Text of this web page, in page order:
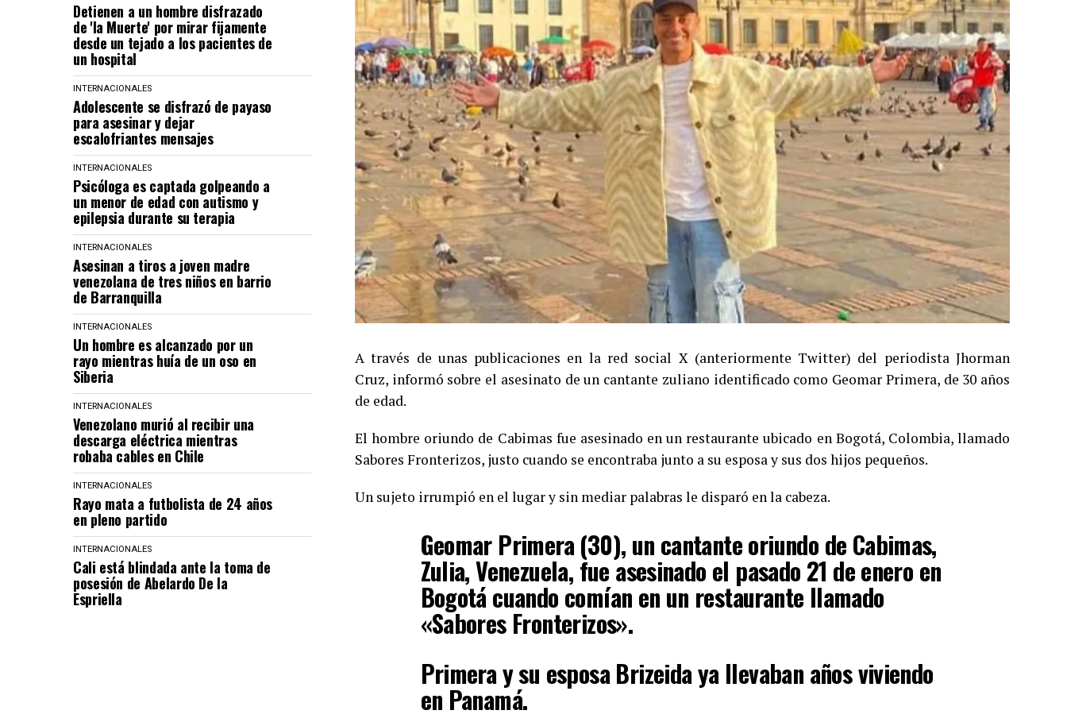
Detienen a un hombre disfrazado
de 'la Muerte' por mirar fijamente
desde un tejado a los pacientes de
un hospital
INTERNACIONALES
Adolescente se disfrazó de payaso
para asesinar y dejar
escalofriantes mensajes
INTERNACIONALES
Psicóloga es captada golpeando a
un menor de edad con autismo y
epilepsia durante su terapia
INTERNACIONALES
Asesinan a tiros a joven madre
venezolana de tres niños en barrio
de Barranquilla
INTERNACIONALES
Un hombre es alcanzado por un
rayo mientras huía de un oso en
Siberia
INTERNACIONALES
Venezolano murió al recibir una
descarga eléctrica mientras
robaba cables en Chile
INTERNACIONALES
Rayo mata a futbolista de 24 años
en pleno partido
INTERNACIONALES
Cali está blindada ante la toma de
posesión de Abelardo De la
Espriella
A través de unas publicaciones en la red social X (anteriormente Twitter) del periodista Jhorman
Cruz, informó sobre el asesinato de un cantante zuliano identificado como Geomar Primera, de 30 años
de edad.
El hombre oriundo de Cabimas fue asesinado en un restaurante ubicado en Bogotá, Colombia, llamado
Sabores Fronterizos, justo cuando se encontraba junto a su esposa y sus dos hijos pequeños.
Un sujeto irrumpió en el lugar y sin mediar palabras le disparó en la cabeza.
Geomar Primera (30), un cantante oriundo de Cabimas,
Zulia, Venezuela, fue asesinado el pasado 21 de enero en
Bogotá cuando comían en un restaurante llamado
«Sabores Fronterizos».
Primera y su esposa Brizeida ya llevaban años viviendo
en Panamá.